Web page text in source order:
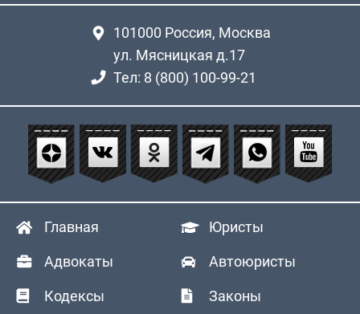
101000 Россия, Москва
ул. Мясницкая д.17
Тел: 8 (800) 100-99-21
Главная Юристы
Адвокаты Автоюристы
Кодексы Законы